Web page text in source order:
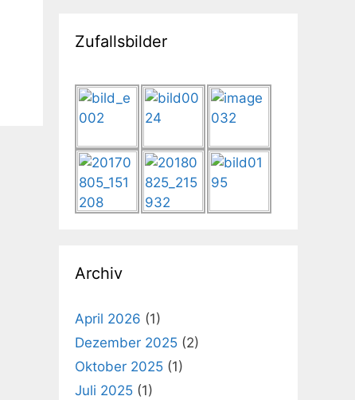
Zufallsbilder
Archiv
April 2026 (1)
Dezember 2025 (2)
Oktober 2025 (1)
Juli 2025 (1)